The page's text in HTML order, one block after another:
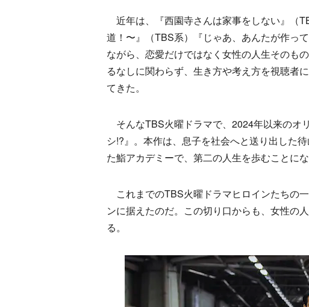
近年は、『西園寺さんは家事をしない』（
道！〜』（TBS系）『じゃあ、あんたが作っ
ながら、恋愛だけではなく女性の人生そのも
るなしに関わらず、生き方や考え方を視聴者
てきた。
そんなTBS火曜ドラマで、2024年以来のオ
シ!?』。本作は、息子を社会へと送り出した
た鮨アカデミーで、第二の人生を歩むことに
これまでのTBS火曜ドラマヒロインたちの
ンに据えたのだ。この切り口からも、女性の
る。